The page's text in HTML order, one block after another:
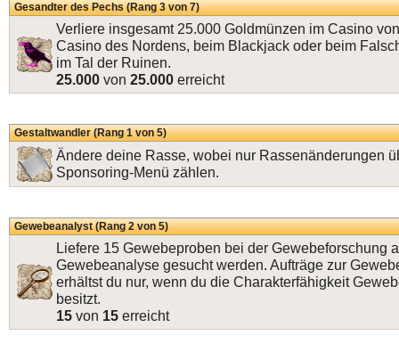
Gesandter des Pechs (Rang 3 von 7)
Verliere insgesamt 25.000 Goldmünzen im Casino
Casino des Nordens, beim Blackjack oder beim
im Tal der Ruinen.
25.000 von 25.000 erreicht
Gestaltwandler (Rang 1 von 5)
Ändere deine Rasse, wobei nur Rassenänderungen
Sponsoring-Menü zählen.
Gewebeanalyst (Rang 2 von 5)
Liefere 15 Gewebeproben bei der Gewebeforschung
Gewebeanalyse gesucht werden. Aufträge zur
erhältst du nur, wenn du die Charakterfähigkeit
besitzt.
15 von 15 erreicht